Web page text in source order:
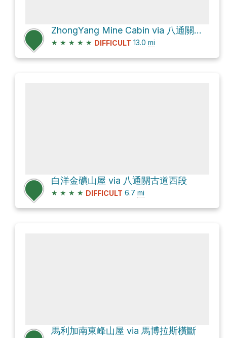
ZhongYang Mine Cabin via 八通關古道西段
★ ★ ★ ★ ★ DIFFICULT 13.0 mi
白洋金礦山屋 via 八通關古道西段
★ ★ ★ ★ DIFFICULT 6.7 mi
馬利加南東峰山屋 via 馬博拉斯橫斷